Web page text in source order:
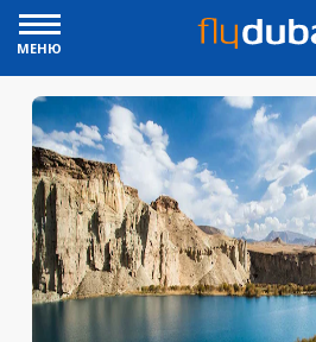
МЕНЮ